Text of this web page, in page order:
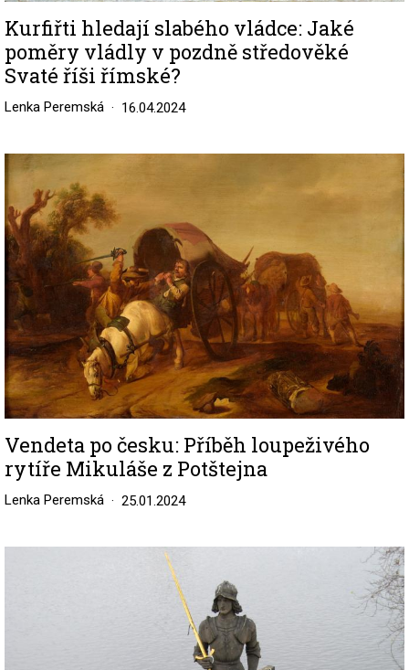
Kurfiřti hledají slabého vládce: Jaké
poměry vládly v pozdně středověké
Svaté říši římské?
Lenka Peremská 16.04.2024
Image
Vendeta po česku: Příběh loupeživého
rytíře Mikuláše z Potštejna
Lenka Peremská 25.01.2024